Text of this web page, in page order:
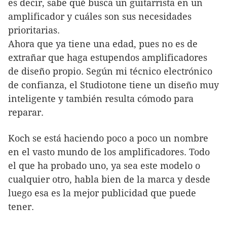
es decir, sabe qué busca un guitarrista en un
amplificador y cuáles son sus necesidades
prioritarias.
Ahora que ya tiene una edad, pues no es de
extrañar que haga estupendos amplificadores
de diseño propio. Según mi técnico electrónico
de confianza, el Studiotone tiene un diseño muy
inteligente y también resulta cómodo para
reparar.
Koch se está haciendo poco a poco un nombre
en el vasto mundo de los amplificadores. Todo
el que ha probado uno, ya sea este modelo o
cualquier otro, habla bien de la marca y desde
luego esa es la mejor publicidad que puede
tener.